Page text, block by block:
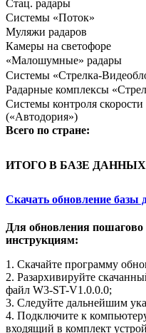
Стац. радары
Системы «Поток»
Муляжи радаров
Камеры на светофоре
«Малошумные» радары
Системы «Стрелка-
Радарные комплексы
Системы контроля скорости
(«Автодория»)
Всего по стране:
ИТОГО В БАЗЕ
Скачать обновление базы
Для обновления
инструкциям:
1. Скачайте программу
2. Разархивируйте
файл W3-ST-V1.0.0.0;
3. Следуйте дальнейшим
4. Подключите к
входящий в комплект